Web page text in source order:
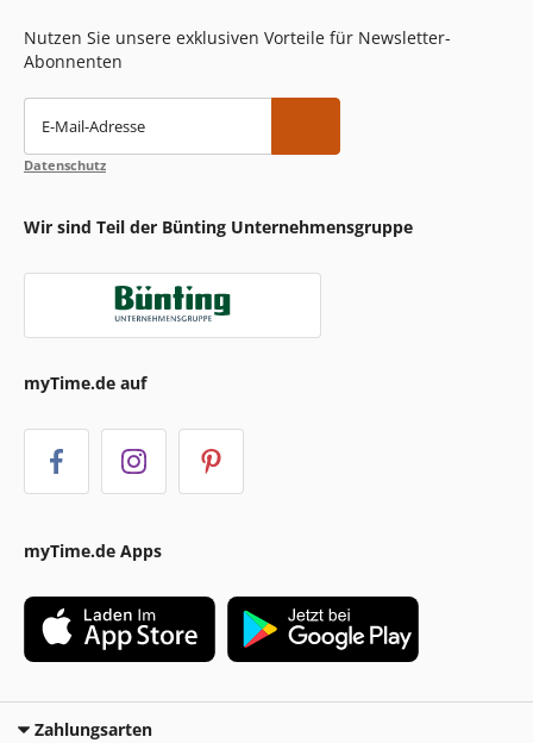
Nutzen Sie unsere exklusiven Vorteile für Newsletter-
Abonnenten
E-Mail-Adresse
Datenschutz
Wir sind Teil der Bünting Unternehmensgruppe
myTime.de auf
myTime.de Apps
Zahlungsarten